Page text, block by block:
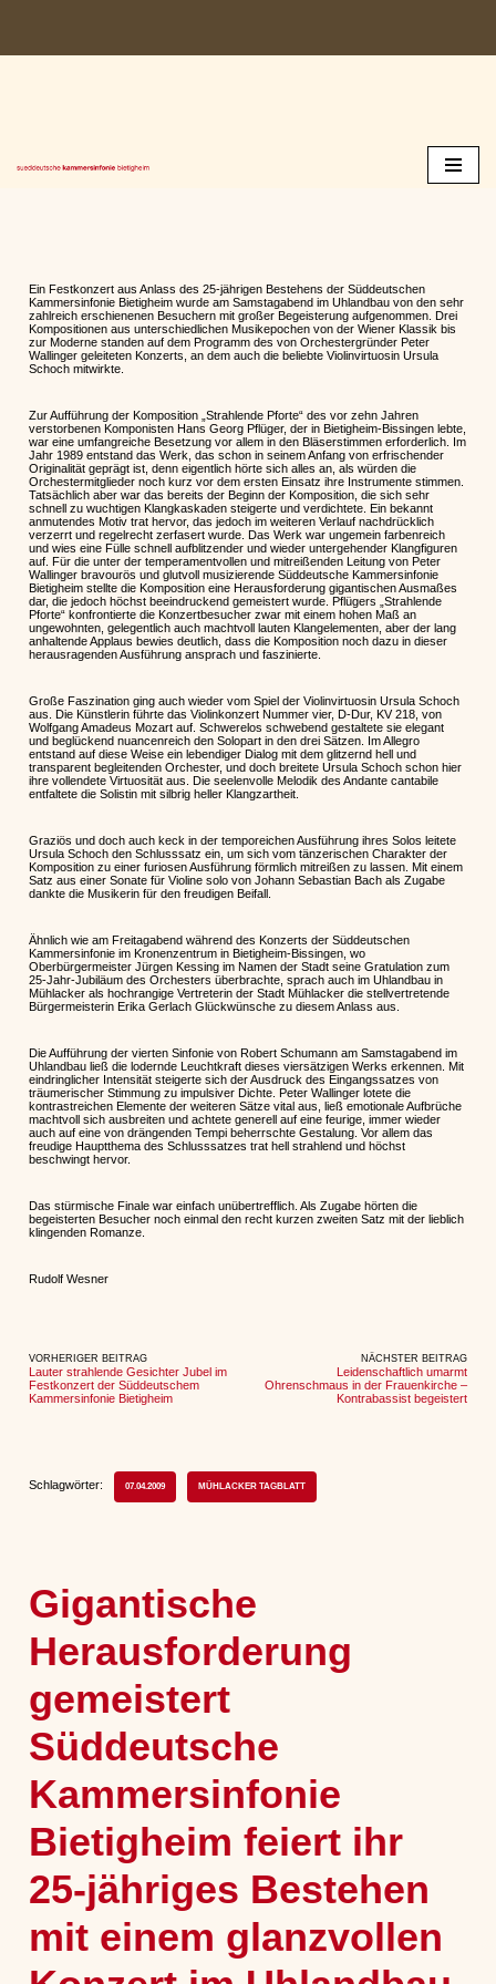
Zum
Ein Festkonzert aus Anlass des 25-jährigen Bestehens der Süddeutschen
Kammersinfonie Bietigheim wurde am Samstagabend im Uhlandbau von den sehr
zahlreich erschienenen Besuchern mit großer Begeisterung aufgenommen. Drei
Kompositionen aus unterschiedlichen Musikepochen von der Wiener Klassik bis
zur Moderne standen auf dem Programm des von Orchestergründer Peter
Wallinger geleiteten Konzerts, an dem auch die beliebte Violinvirtuosin Ursula
Schoch mitwirkte.
Zur Aufführung der Komposition „Strahlende Pforte“ des vor zehn Jahren
verstorbenen Komponisten Hans Georg Pflüger, der in Bietigheim-Bissingen lebte,
war eine umfangreiche Besetzung vor allem in den Bläserstimmen erforderlich. Im
Jahr 1989 entstand das Werk, das schon in seinem Anfang von erfrischender
Originalität geprägt ist, denn eigentlich hörte sich alles an, als würden die
Orchestermitglieder noch kurz vor dem ersten Einsatz ihre Instrumente stimmen.
Tatsächlich aber war das bereits der Beginn der Komposition, die sich sehr
schnell zu wuchtigen Klangkaskaden steigerte und verdichtete. Ein bekannt
anmutendes Motiv trat hervor, das jedoch im weiteren Verlauf nachdrücklich
verzerrt und regelrecht zerfasert wurde. Das Werk war ungemein farbenreich
und wies eine Fülle schnell aufblitzender und wieder untergehender Klangfiguren
auf. Für die unter der temperamentvollen und mitreißenden Leitung von Peter
Wallinger bravourös und glutvoll musizierende Süddeutsche Kammersinfonie
Bietigheim stellte die Komposition eine Herausforderung gigantischen Ausmaßes
dar, die jedoch höchst beeindruckend gemeistert wurde. Pflügers „Strahlende
Pforte“ konfrontierte die Konzertbesucher zwar mit einem hohen Maß an
ungewohnten, gelegentlich auch machtvoll lauten Klangelementen, aber der lang
anhaltende Applaus bewies deutlich, dass die Komposition noch dazu in dieser
herausragenden Ausführung ansprach und faszinierte.
Große Faszination ging auch wieder vom Spiel der Violinvirtuosin Ursula Schoch
aus. Die Künstlerin führte das Violinkonzert Nummer vier, D-Dur, KV 218, von
Wolfgang Amadeus Mozart auf. Schwerelos schwebend gestaltete sie elegant
und beglückend nuancenreich den Solopart in den drei Sätzen. Im Allegro
entstand auf diese Weise ein lebendiger Dialog mit dem glitzernd hell und
transparent begleitenden Orchester, und doch breitete Ursula Schoch schon hier
ihre vollendete Virtuosität aus. Die seelenvolle Melodik des Andante cantabile
entfaltete die Solistin mit silbrig heller Klangzartheit.
Graziös und doch auch keck in der temporeichen Ausführung ihres Solos leitete
Ursula Schoch den Schlusssatz ein, um sich vom tänzerischen Charakter der
Komposition zu einer furiosen Ausführung förmlich mitreißen zu lassen. Mit einem
Satz aus einer Sonate für Violine solo von Johann Sebastian Bach als Zugabe
dankte die Musikerin für den freudigen Beifall.
Ähnlich wie am Freitagabend während des Konzerts der Süddeutschen
Kammersinfonie im Kronenzentrum in Bietigheim-Bissingen, wo
Oberbürgermeister Jürgen Kessing im Namen der Stadt seine Gratulation zum
25-Jahr-Jubiläum des Orchesters überbrachte, sprach auch im Uhlandbau in
Mühlacker als hochrangige Vertreterin der Stadt Mühlacker die stellvertretende
Bürgermeisterin Erika Gerlach Glückwünsche zu diesem Anlass aus.
Die Aufführung der vierten Sinfonie von Robert Schumann am Samstagabend im
Uhlandbau ließ die lodernde Leuchtkraft dieses viersätzigen Werks erkennen. Mit
eindringlicher Intensität steigerte sich der Ausdruck des Eingangssatzes von
träumerischer Stimmung zu impulsiver Dichte. Peter Wallinger lotete die
kontrastreichen Elemente der weiteren Sätze vital aus, ließ emotionale Aufbrüche
machtvoll sich ausbreiten und achtete generell auf eine feurige, immer wieder
auch auf eine von drängenden Tempi beherrschte Gestalung. Vor allem das
freudige Hauptthema des Schlusssatzes trat hell strahlend und höchst
beschwingt hervor.
Das stürmische Finale war einfach unübertrefflich. Als Zugabe hörten die
begeisterten Besucher noch einmal den recht kurzen zweiten Satz mit der lieblich
klingenden Romanze.
Rudolf Wesner
VORHERIGER BEITRAG
Lauter strahlende Gesichter Jubel im
Festkonzert der Süddeutschem
Kammersinfonie Bietigheim
NÄCHSTER BEITRAG
Leidenschaftlich umarmt
Ohrenschmaus in der Frauenkirche –
Kontrabassist begeistert
Schlagwörter: 07.04.2009 MÜHLACKER TAGBLATT
Gigantische
Herausforderung
gemeistert
Süddeutsche
Kammersinfonie
Bietigheim feiert ihr
25-jähriges Bestehen
mit einem glanzvollen